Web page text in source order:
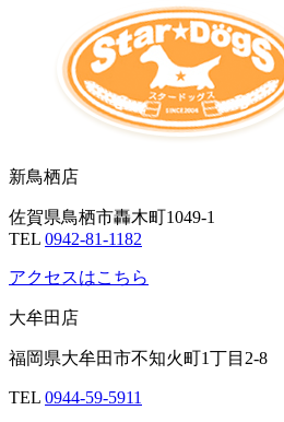
新鳥栖店
佐賀県鳥栖市轟木町1049-1
TEL 0942-81-1182
アクセスはこちら
大牟田店
福岡県大牟田市不知火町1丁目2-8
TEL 0944-59-5911